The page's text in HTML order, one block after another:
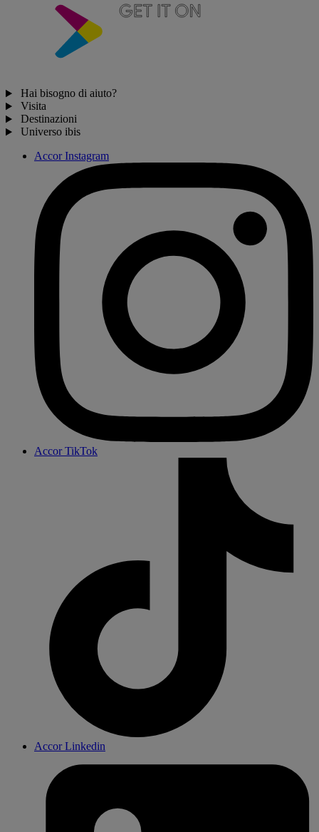
Hai bisogno di aiuto?
Visita
Destinazioni
Universo ibis
Accor Instagram
Accor TikTok
Accor Linkedin